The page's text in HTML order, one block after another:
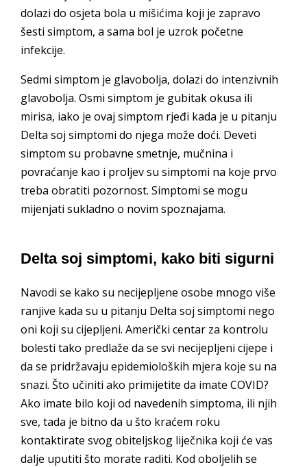
dolazi do osjeta bola u mišićima koji je zapravo
šesti simptom, a sama bol je uzrok početne
infekcije.
Sedmi simptom je glavobolja, dolazi do intenzivnih
glavobolja. Osmi simptom je gubitak okusa ili
mirisa, iako je ovaj simptom rjeđi kada je u pitanju
Delta soj simptomi do njega može doći. Deveti
simptom su probavne smetnje, mučnina i
povraćanje kao i proljev su simptomi na koje prvo
treba obratiti pozornost. Simptomi se mogu
mijenjati sukladno o novim spoznajama.
Delta soj simptomi, kako biti sigurni
Navodi se kako su necijepljene osobe mnogo više
ranjive kada su u pitanju Delta soj simptomi nego
oni koji su cijepljeni. Američki centar za kontrolu
bolesti tako predlaže da se svi necijepljeni cijepe i
da se pridržavaju epidemioloških mjera koje su na
snazi. Što učiniti ako primijetite da imate COVID?
Ako imate bilo koji od navedenih simptoma, ili njih
sve, tada je bitno da u što kraćem roku
kontaktirate svog obiteljskog liječnika koji će vas
dalje uputiti što morate raditi. Kod oboljelih se